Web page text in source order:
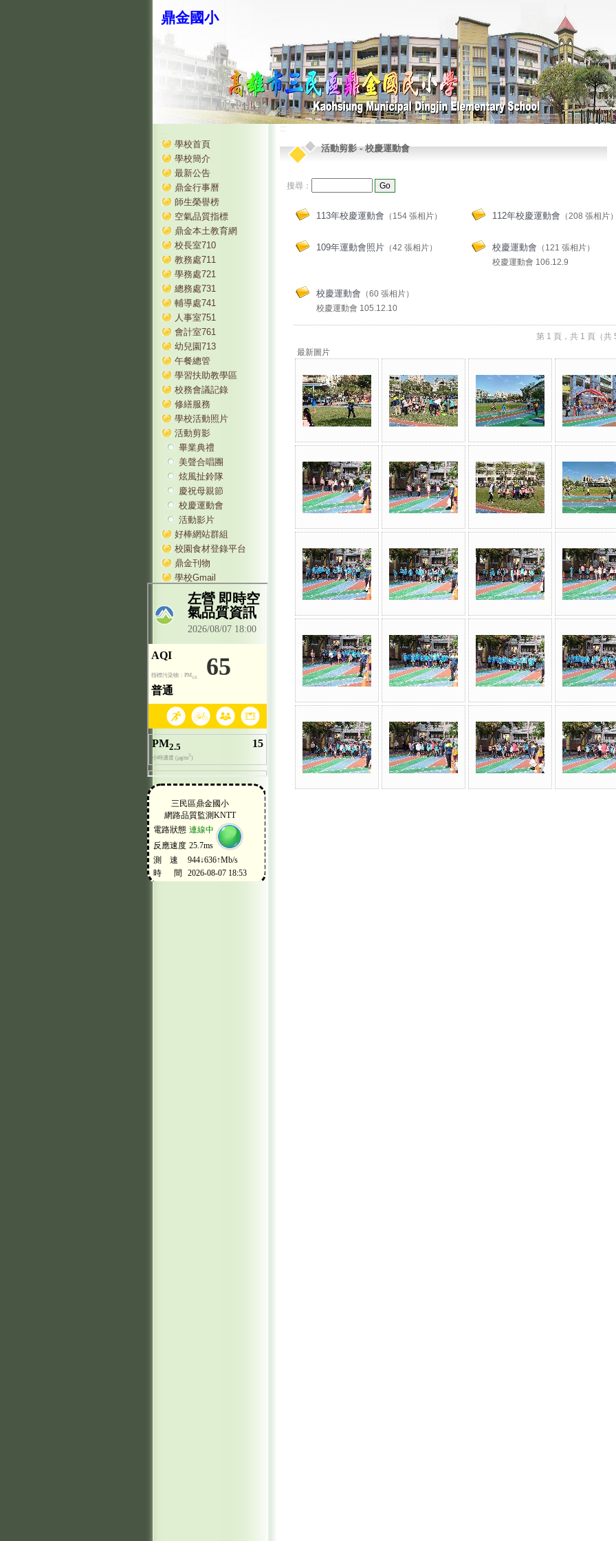
鼎金國小
:::
學校首頁
學校簡介
最新公告
鼎金行事曆
師生榮譽榜
空氣品質指標
鼎金本土教育網
校長室710
教務處711
學務處721
總務處731
輔導處741
人事室751
會計室761
幼兒園713
午餐總管
學習扶助教學區
校務會議記錄
修繕服務
學校活動照片
活動剪影
畢業典禮
美聲合唱團
炫風扯鈴隊
慶祝母親節
校慶運動會
活動影片
好棒網站群組
校園食材登錄平台
鼎金刊物
學校Gmail
:::
活動剪影-校慶運動會
搜尋：
113年校慶運動會 （154 張相片） 112年校慶運動會 （208 張相片
109年運動會照片 （42 張相片） 校慶運動會 （121 張相片）
校慶運動會 106.12.9
校慶運動會 （60 張相片）
校慶運動會 105.12.10
第 1 頁，共 1 頁（共
最新圖片